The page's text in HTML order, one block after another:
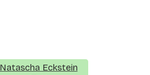
Natascha Eckstein